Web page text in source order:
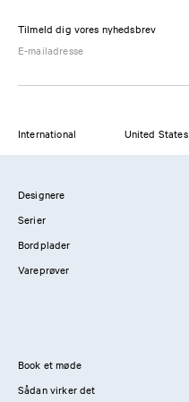
Tilmeld dig vores nyhedsbrev
International United States
Designere
Serier
Bordplader
Vareprøver
Book et møde
Sådan virker det